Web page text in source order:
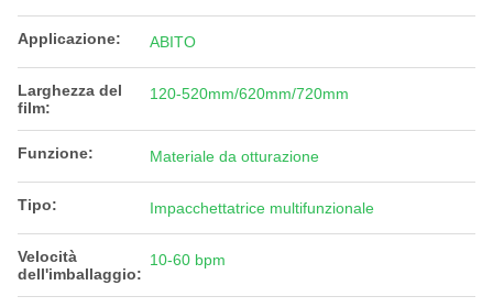
Applicazione: ABITO
Larghezza del
film:
120-520mm/620mm/720mm
Funzione: Materiale da otturazione
Tipo: Impacchettatrice multifunzionale
Velocità
dell'imballaggio:
10-60 bpm